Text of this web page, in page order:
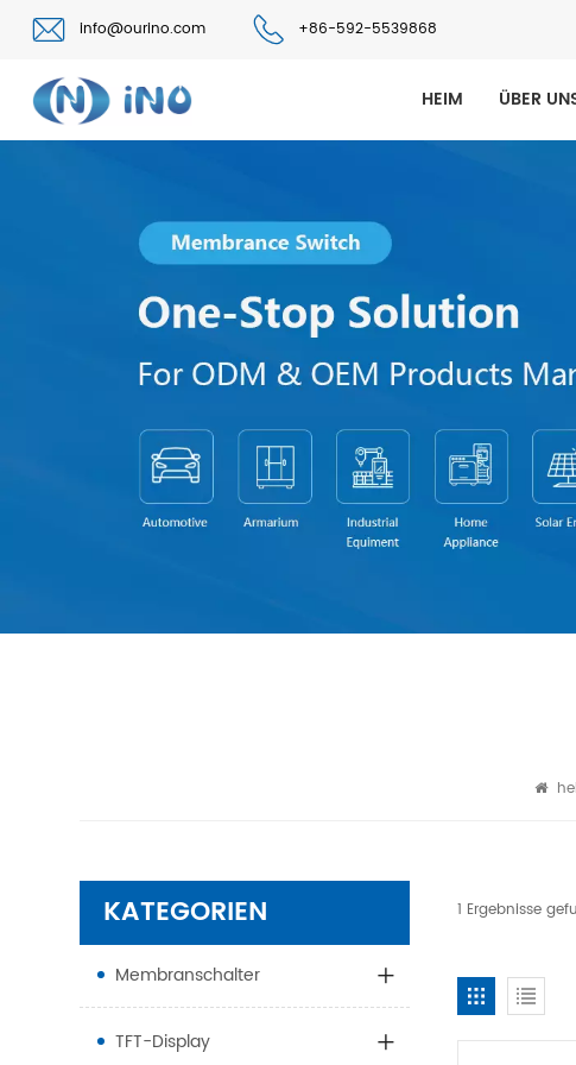
info@ourino.com +86-592-5539868
HEIM ÜBER
1 Ergebnisse
KATEGORIEN
Membranschalter
TFT-Display